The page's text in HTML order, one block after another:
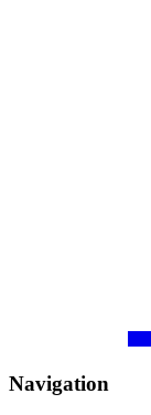
Navigation